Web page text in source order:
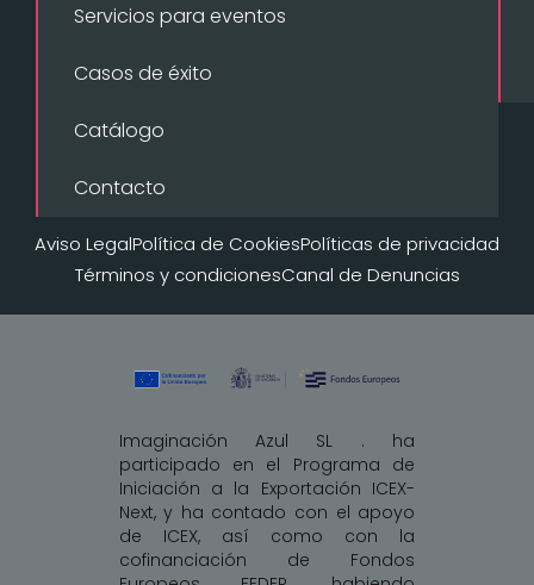
Servicios para eventos
Casos de éxito
Catálogo
Contacto
Aviso LegalPolítica de CookiesPolíticas de privacidad
Términos y condicionesCanal de Denuncias
Imaginación Azul SL . ha
participado en el Programa de
Iniciación a la Exportación ICEX-
Next, y ha contado con el apoyo
de ICEX, así como con la
cofinanciación de Fondos